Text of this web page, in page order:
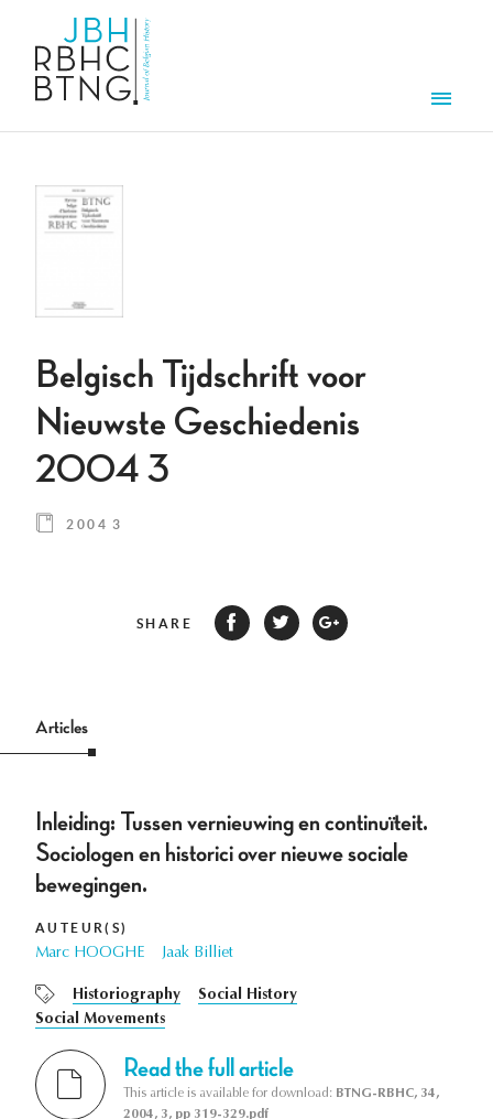
Belgisch Tijdschrift voor
Nieuwste Geschiedenis
2004 3
2004 3
SHARE
Articles
Inleiding: Tussen vernieuwing en continuïteit.
Sociologen en historici over nieuwe sociale
bewegingen.
AUTEUR(S)
Marc HOOGHE Jaak Billiet
Historiography
Social History
Social Movements
Read the full article
This article is available for download: BTNG-RBHC, 34,
2004, 3, pp 319-329.pdf